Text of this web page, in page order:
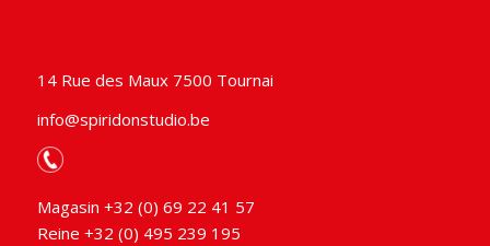
14 Rue des Maux 7500 Tournai
info@spiridonstudio.be
Magasin +32 (0) 69 22 41 57
Reine +32 (0) 495 239 195